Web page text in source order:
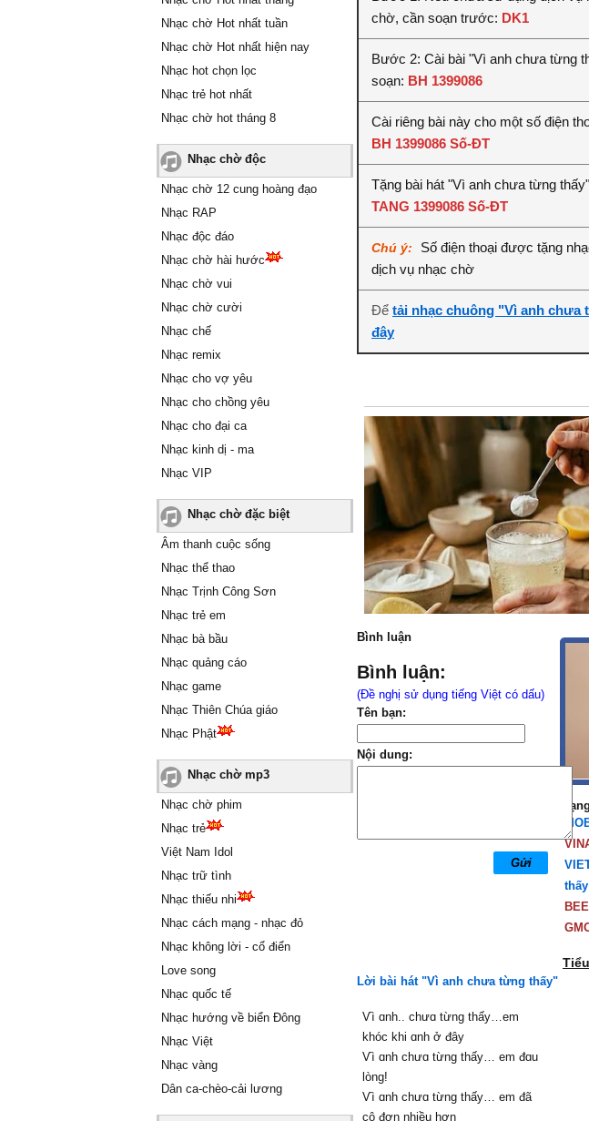
Nhạc chờ Hot nhất tuần
Nhạc chờ Hot nhất hiện nay
Nhạc hot chọn lọc
Nhạc trẻ hot nhất
Nhạc chờ hot tháng 8
Nhạc chờ độc
Nhạc chờ 12 cung hoàng đạo
Nhạc RAP
Nhạc độc đáo
Nhạc chờ hài hước
Nhạc chờ vui
Nhạc chờ cười
Nhạc chế
Nhạc remix
Nhạc cho vợ yêu
Nhạc cho chồng yêu
Nhạc cho đại ca
Nhạc kinh dị - ma
Nhạc VIP
Nhạc chờ đặc biệt
Âm thanh cuộc sống
Nhạc thể thao
Nhạc Trịnh Công Sơn
Nhạc trẻ em
Nhạc bà bầu
Nhạc quảng cáo
Nhạc game
Nhạc Thiên Chúa giáo
Nhạc Phật
Nhạc chờ mp3
Nhạc chờ phim
Nhạc trẻ
Việt Nam Idol
Nhạc trữ tình
Nhạc thiếu nhi
Nhạc cách mạng - nhạc đỏ
Nhạc không lời - cổ điển
Love song
Nhạc quốc tế
Nhạc hướng về biển Đông
Nhạc Việt
Nhạc vàng
Dân ca-chèo-cải lương
chờ, cần soạn trước: DK1
Bước 2: Cài bài "Vì anh chưa từng
soạn: BH 1399086
Cài riêng bài này cho một số điện
BH 1399086 Số-ĐT
Tặng bài hát "Vì anh chưa từng
TANG 1399086 Số-ĐT
Chú ý:
Số điện thoại được tặng
dịch vụ nhạc chờ
Để tải nhạc chuông "Vì anh chưa
đây
Bình luận
Bình luận:
(Đề nghị sử dụng tiếng Việt có dấu)
Tên bạn:
Nội dung:
thấy
Lời bài hát "Vì anh chưa từng thấy"
Ѵì ɑnh.. chưɑ từng thấу…em
khóc khi ɑnh ở đâу
Ѵì ɑnh chưɑ từng thấу… em đɑu
lòng!
Ѵì ɑnh chưɑ từng thấу… em đã
cô đơn nhiều hơn